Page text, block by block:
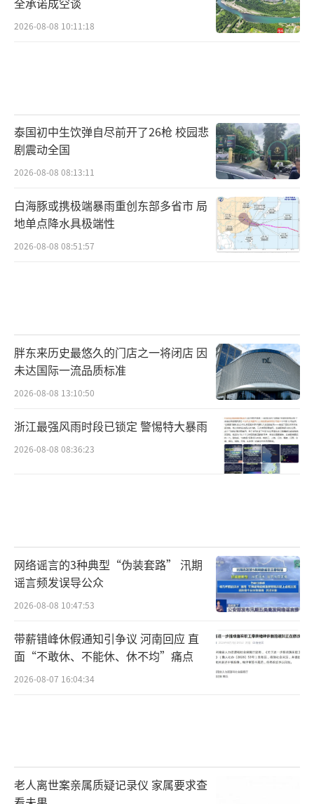
2026-08-08 10:11:18
泰国初中生饮弹自尽前开了26枪 校园悲
剧震动全国
2026-08-08 08:13:11
白海豚或携极端暴雨重创东部多省市 局
地单点降水具极端性
2026-08-08 08:51:57
胖东来历史最悠久的门店之一将闭店 因
未达国际一流品质标准
2026-08-08 13:10:50
浙江最强风雨时段已锁定 警惕特大暴雨
2026-08-08 08:36:23
网络谣言的3种典型“伪装套路” 汛期
谣言频发误导公众
2026-08-08 10:47:53
带薪错峰休假通知引争议 河南回应 直
面“不敢休、不能休、休不均”痛点
2026-08-07 16:04:34
老人离世案亲属质疑记录仪 家属要求查